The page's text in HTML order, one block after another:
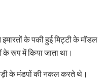
के पकी हुई मिट्टी के मॉडल
रूप में किया जाता था।
के मंडपों की नकल करते थे।